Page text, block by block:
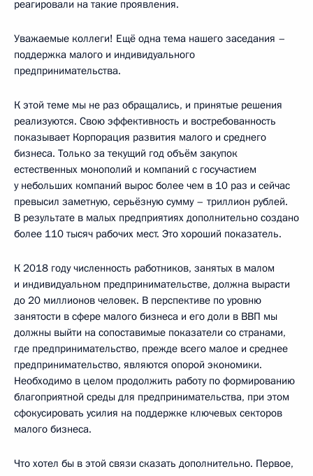
реагировали на такие проявления.
Уважаемые коллеги! Ещё одна тема нашего заседания –
поддержка малого и индивидуального
предпринимательства.
К этой теме мы не раз обращались, и принятые решения
реализуются. Свою эффективность и востребованность
показывает Корпорация развития малого и среднего
бизнеса. Только за текущий год объём закупок
естественных монополий и компаний с госучастием
у небольших компаний вырос более чем в 10 раз и сейчас
превысил заметную, серьёзную сумму – триллион рублей.
В результате в малых предприятиях дополнительно создано
более 110 тысяч рабочих мест. Это хороший показатель.
К 2018 году численность работников, занятых в малом
и индивидуальном предпринимательстве, должна вырасти
до 20 миллионов человек. В перспективе по уровню
занятости в сфере малого бизнеса и его доли в ВВП мы
должны выйти на сопоставимые показатели со странами,
где предпринимательство, прежде всего малое и среднее
предпринимательство, являются опорой экономики.
Необходимо в целом продолжить работу по формированию
благоприятной среды для предпринимательства, при этом
сфокусировать усилия на поддержке ключевых секторов
малого бизнеса.
Что хотел бы в этой связи сказать дополнительно. Первое,